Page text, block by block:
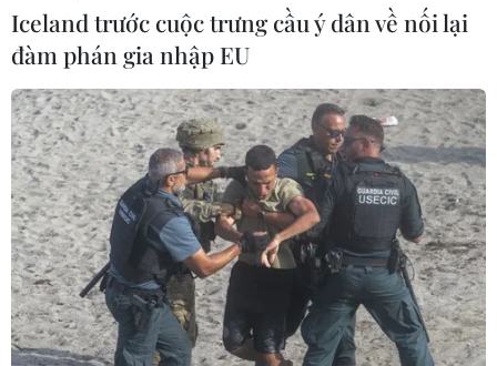
Sửa đổi nhiều văn bản pháp luật để giải
Iceland trước cuộc trưng cầu ý dân về nối lại
đàm phán gia nhập EU